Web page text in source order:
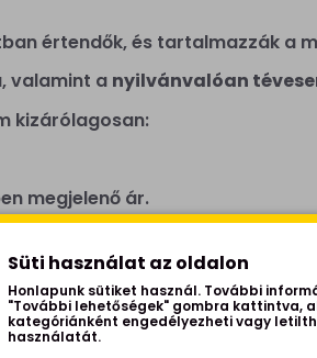
értendők, és tartalmazzák a
valamint a nyilvánvalóan
kizárólagosan:
megjelenő ár.
a megrendelést a hibás áron
Süti használat az oldalon
Honlapunk sütiket használ. További
"További lehetőségek" gombra kattintva,
kategóriánként engedélyezheti vagy
használatát.